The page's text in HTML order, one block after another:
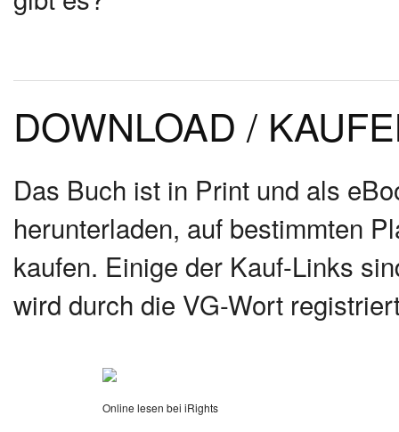
DOWNLOAD /
Das Buch ist in Print und als
herunterladen, auf bestimmten
kaufen. Einige der Kauf-Links
wird durch die VG-Wort
Online lesen bei iRights